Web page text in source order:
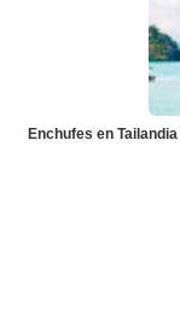
Enchufes en Tailandia